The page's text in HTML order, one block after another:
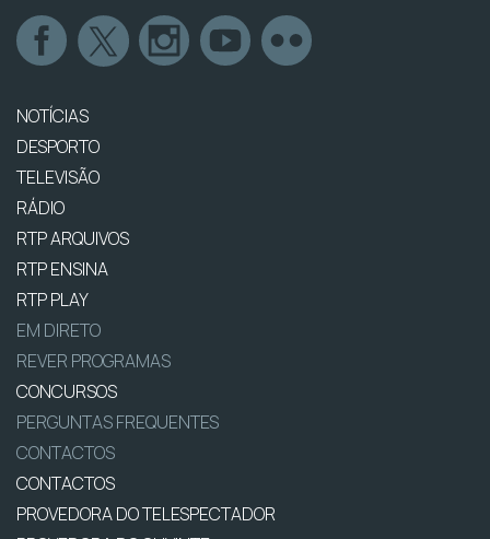
NOTÍCIAS
DESPORTO
TELEVISÃO
RÁDIO
RTP ARQUIVOS
RTP ENSINA
RTP PLAY
EM DIRETO
REVER PROGRAMAS
CONCURSOS
PERGUNTAS FREQUENTES
CONTACTOS
CONTACTOS
PROVEDORA DO TELESPECTADOR